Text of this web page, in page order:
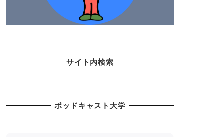
サイト内検索
ポッドキャスト大学